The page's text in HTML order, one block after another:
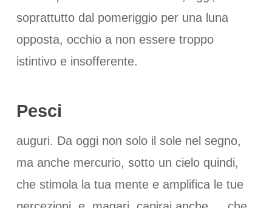
soprattutto dal pomeriggio per una luna
opposta, occhio a non essere troppo
istintivo e insofferente.
Pesci
auguri. Da oggi non solo il sole nel segno,
ma anche mercurio, sotto un cielo quindi,
che stimola la tua mente e amplifica le tue